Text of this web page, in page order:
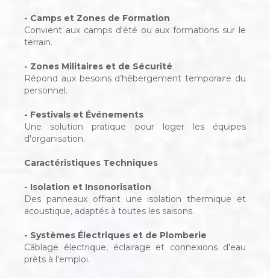
- Camps et Zones de Formation
Convient aux camps d'été ou aux formations sur le
terrain.
- Zones Militaires et de Sécurité
Répond aux besoins d’hébergement temporaire du
personnel.
- Festivals et Événements
Une solution pratique pour loger les équipes
d'organisation.
Caractéristiques Techniques
- Isolation et Insonorisation
Des panneaux offrant une isolation thermique et
acoustique, adaptés à toutes les saisons.
- Systèmes Électriques et de Plomberie
Câblage électrique, éclairage et connexions d'eau
prêts à l'emploi.